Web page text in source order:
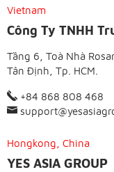
Vietnam
Công Ty TNHH
Tầng 6, Toà Nhà
Tân Định, Tp. HCM.
+84 868 808 468
Hongkong, China
YES ASIA GROUP